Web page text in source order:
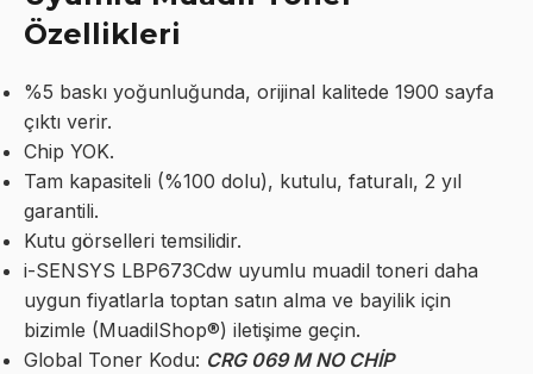
Özellikleri
%5 baskı yoğunluğunda, orijinal kalitede 1900 sayfa
çıktı verir.
Chip YOK.
Tam kapasiteli (%100 dolu), kutulu, faturalı, 2 yıl
garantili.
Kutu görselleri temsilidir.
i-SENSYS LBP673Cdw uyumlu muadil toneri daha
uygun fiyatlarla toptan satın alma ve bayilik için
bizimle (MuadilShop®) iletişime geçin.
Global Toner Kodu: CRG 069 M NO CHİP